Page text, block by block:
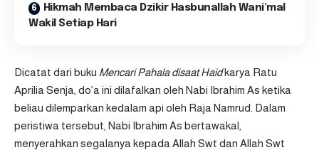
Hikmah Membaca Dzikir Hasbunallah Wani’mal
Wakil Setiap Hari
Dicatat dari buku Mencari Pahala disaat Haidkarya Ratu
Aprilia Senja, do’a ini dilafalkan oleh Nabi Ibrahim As ketika
beliau dilemparkan kedalam api oleh Raja Namrud. Dalam
peristiwa tersebut, Nabi Ibrahim As bertawakal,
menyerahkan segalanya kepada Allah Swt dan Allah Swt